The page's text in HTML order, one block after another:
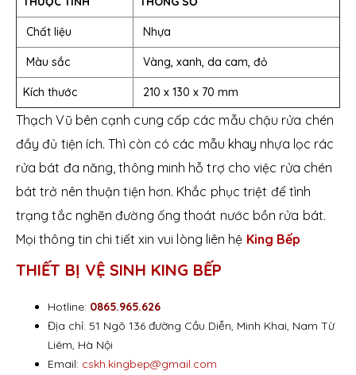
Chất liệu Nhựa
Màu sắc Vàng, xanh, da cam, đỏ
Kích thước 210 x 130 x 70 mm
Thạch Vũ bên cạnh cung cấp các mẫu chậu rửa chén
đầy đủ tiện ích. Thì còn có các mẫu khay nhựa lọc rác
rửa bát đa năng, thông minh hỗ trợ cho việc rửa chén
bát trở nên thuận tiện hơn. Khắc phục triệt để tình
trạng tắc nghẽn đường ống thoát nước bồn rửa bát.
Mọi thông tin chi tiết xin vui lòng liên hệ King Bếp
THIẾT BỊ VỆ SINH KING BẾP
Hotline: 0865.965.626
Địa chỉ: 51 Ngõ 136 đường Cầu Diễn, Minh Khai, Nam Từ
Liêm, Hà Nội
Email: cskh.kingbep@gmail.com